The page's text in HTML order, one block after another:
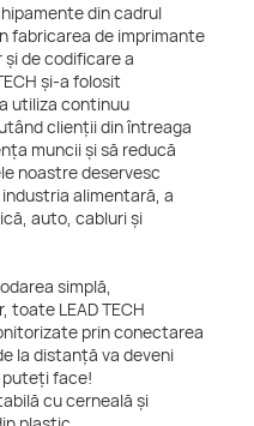
din cadrul
fabricarea de imprimante
de codificare a
și-a folosit
utiliza continuu
clienții din întreaga
muncii și să reducă
noastre deservesc
alimentară, a
auto, cabluri și
simplă,
toate LEAD TECH
prin conectarea
la distanță va deveni
puteți face!